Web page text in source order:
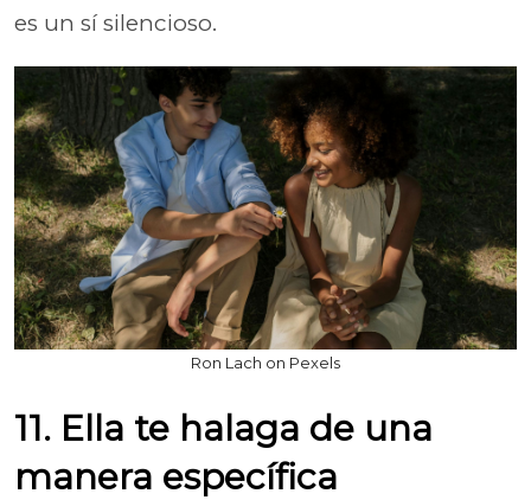
es un sí silencioso.
Ron Lach on Pexels
11. Ella te halaga de una
manera específica